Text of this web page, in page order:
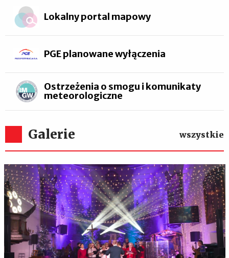
Lokalny portal mapowy
PGE planowane wyłączenia
Ostrzeżenia o smogu i komunikaty
meteorologiczne
Galerie wszystkie